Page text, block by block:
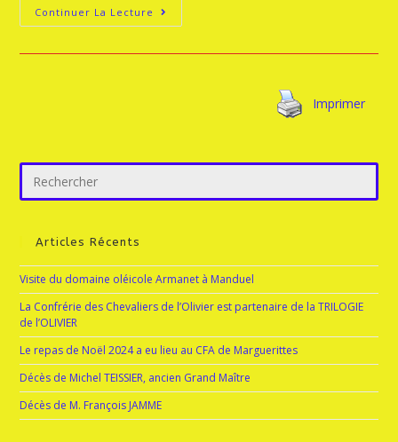
Continuer La Lecture
Imprimer
Articles Récents
Visite du domaine oléicole Armanet à Manduel
La Confrérie des Chevaliers de l’Olivier est partenaire de la TRILOGIE
de l’OLIVIER
Le repas de Noël 2024 a eu lieu au CFA de Marguerittes
Décès de Michel TEISSIER, ancien Grand Maître
Décès de M. François JAMME